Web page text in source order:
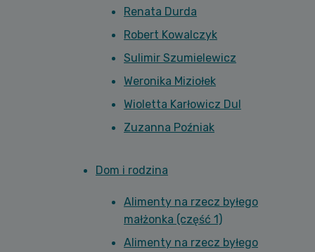
Renata Durda
Robert Kowalczyk
Sulimir Szumielewicz
Weronika Miziołek
Wioletta Karłowicz Dul
Zuzanna Poźniak
Dom i rodzina
Alimenty na rzecz byłego
małżonka (część 1)
Alimenty na rzecz byłego